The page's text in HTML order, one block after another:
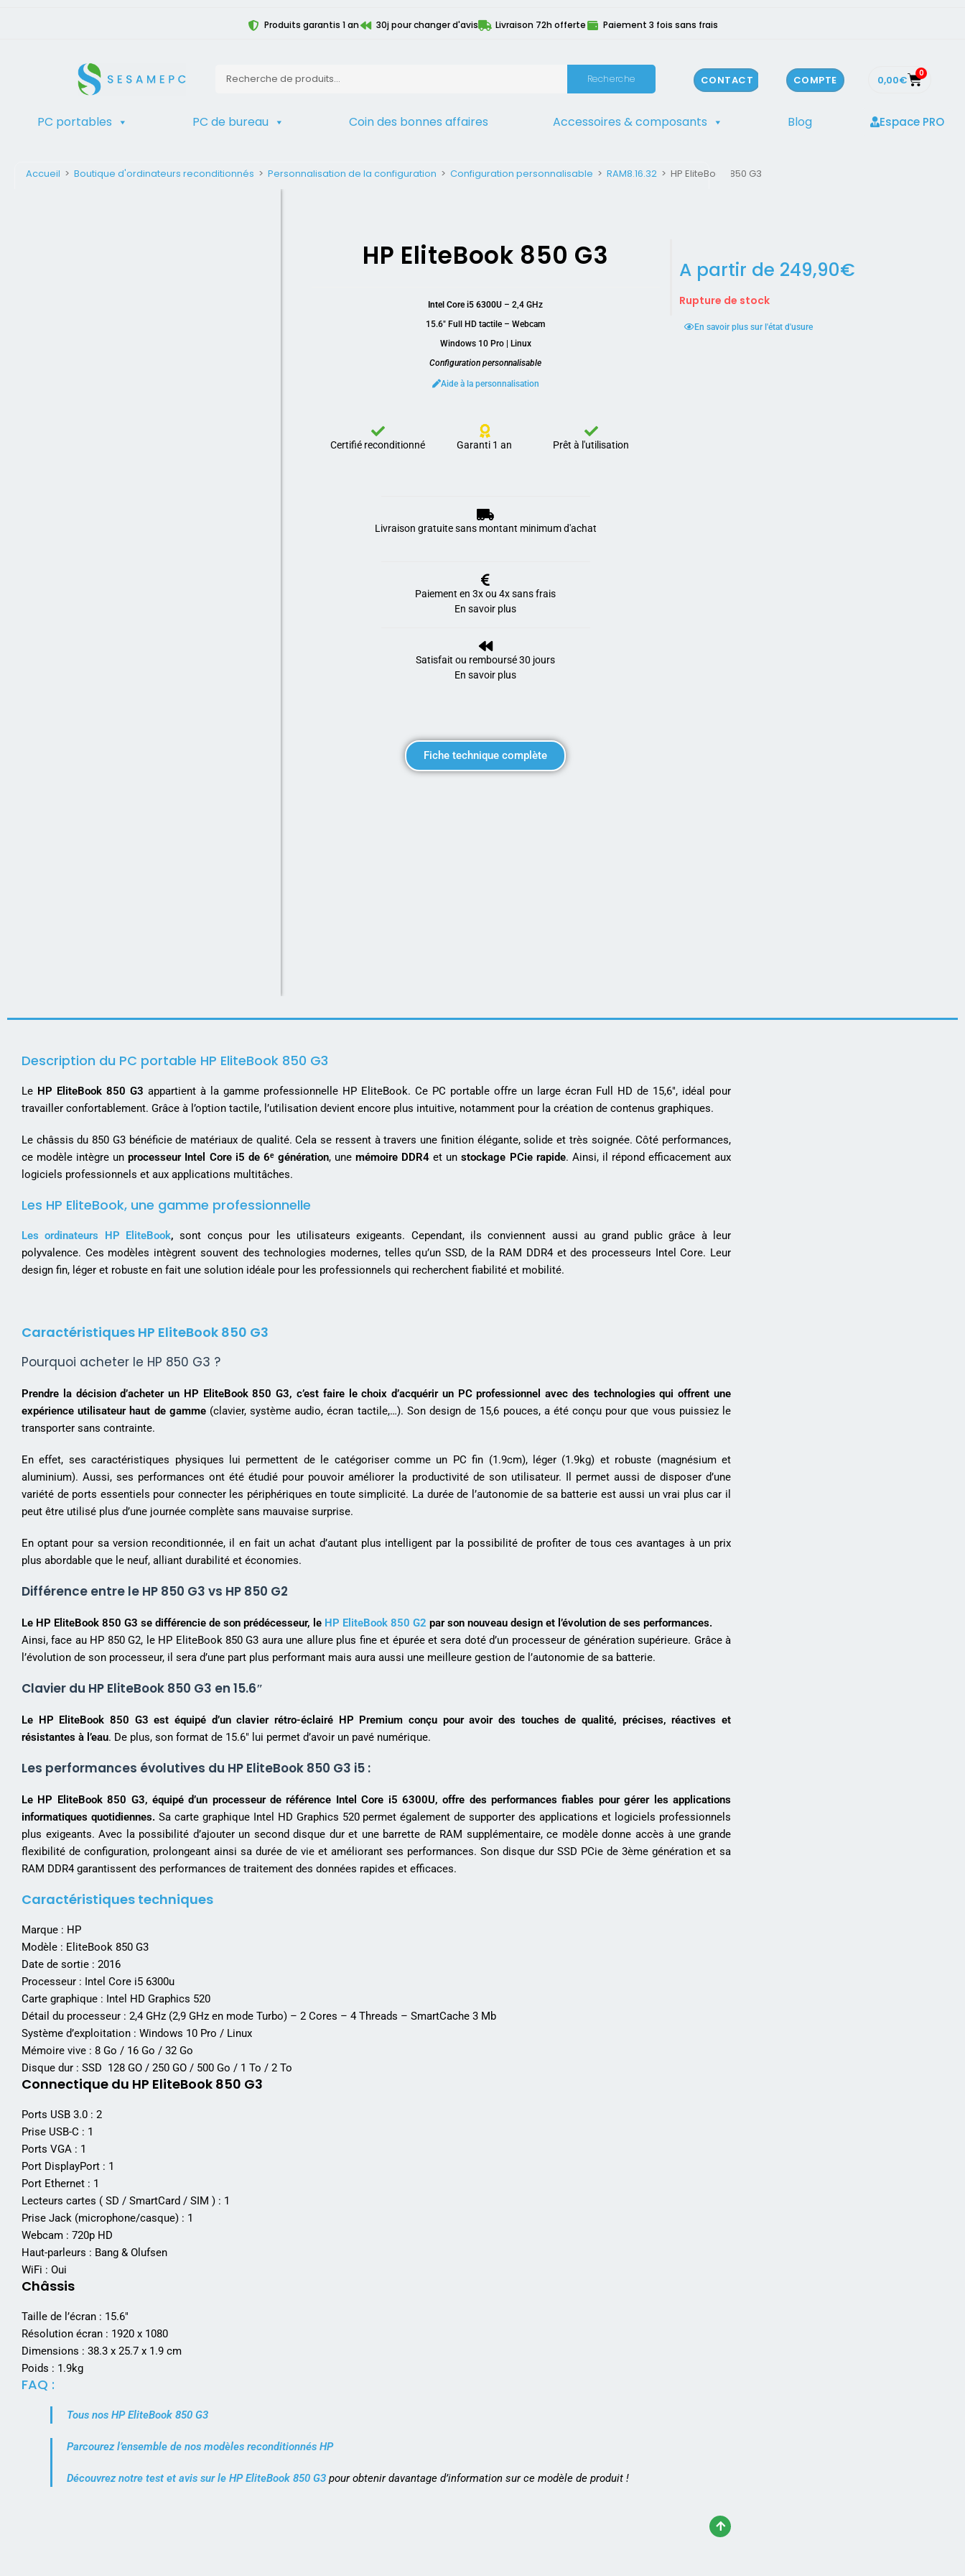
Produits garantis 1 an 30j pour changer d'avis Livraison 72h offerte Paiement 3 fois sans frais
Recherche CONTACT COMPTE 0,00€ 0
PC portables PC de bureau Coin des bonnes affaires Accessoires & composants Blog Espace PRO
Accueil > Boutique d'ordinateurs reconditionnés > Personnalisation de la configuration > Configuration personnalisable > RAM8.16.32 > HP EliteBook 850 G3
HP EliteBook 850 G3
Intel Core i5 6300U – 2,4 GHz
15.6″ Full HD tactile – Webcam
Windows 10 Pro | Linux
Configuration personnalisable
Aide à la personnalisation
Certifié reconditionné Garanti 1 an Prêt à l'utilisation
Livraison gratuite sans montant minimum d'achat
Paiement en 3x ou 4x sans frais
En savoir plus
Satisfait ou remboursé 30 jours
En savoir plus
Fiche technique complète
A partir de 249,90€
Rupture de stock
En savoir plus sur l'état d'usure
Description du PC portable HP EliteBook 850 G3
Le HP EliteBook 850 G3 appartient à la gamme professionnelle HP EliteBook. Ce PC portable offre un large écran Full HD de 15,6″, idéal pour
travailler confortablement. Grâce à l’option tactile, l’utilisation devient encore plus intuitive, notamment pour la création de contenus graphiques.
Le châssis du 850 G3 bénéficie de matériaux de qualité. Cela se ressent à travers une finition élégante, solide et très soignée. Côté performances,
ce modèle intègre unprocesseur Intel Core i5 de 6ᵉ génération, unemémoire DDR4 et unstockage PCie rapide. Ainsi, il répond efficacement aux
logiciels professionnels et aux applications multitâches.
Les HP EliteBook, une gamme professionnelle
Les ordinateurs HP EliteBook, sont conçus pour les utilisateurs exigeants. Cependant, ils conviennent aussi au grand public grâce à leur
polyvalence. Ces modèles intègrent souvent des technologies modernes, telles qu’un SSD, de la RAM DDR4 et des processeurs Intel Core. Leur
design fin, léger et robuste en fait une solution idéale pour les professionnels qui recherchent fiabilité et mobilité.
Caractéristiques HP EliteBook 850 G3
Pourquoi acheter le HP 850 G3 ?
Prendre la décision d’acheter un HP EliteBook 850 G3, c’est faire le choix d’acquérir un PC professionnel avec des technologies qui offrent une
expérience utilisateur haut de gamme(clavier, système audio, écran tactile,…). Son design de 15,6 pouces, a été conçu pour que vous puissiez le
transporter sans contrainte.
En effet, ses caractéristiques physiques lui permettent de le catégoriser comme un PC fin (1.9cm), léger (1.9kg) et robuste (magnésium et
aluminium). Aussi, ses performances ont été étudié pour pouvoir améliorer la productivité de son utilisateur. Il permet aussi de disposer d’une
variété de ports essentiels pour connecter les périphériques en toute simplicité. La durée de l’autonomie de sa batterie est aussi un vrai plus car il
peut être utilisé plus d’une journée complète sans mauvaise surprise.
En optant pour sa version reconditionnée, il en fait un achat d’autant plus intelligent par la possibilité de profiter de tous ces avantages à un prix
plus abordable que le neuf, alliant durabilité et économies.
Différence entre le HP 850 G3 vs HP 850 G2
Le HP EliteBook 850 G3 se différencie de son prédécesseur, le HP EliteBook 850 G2 par son nouveau design et l’évolution de ses performances.
Ainsi, face au HP 850 G2, le HP EliteBook 850 G3 aura une allure plus fine et épurée et sera doté d’un processeur de génération supérieure. Grâce à
l’évolution de son processeur, il sera d’une part plus performant mais aura aussi une meilleure gestion de l’autonomie de sa batterie.
Clavier du HP EliteBook 850 G3 en 15.6″
Le HP EliteBook 850 G3 est équipé d’un clavier rétro-éclairé HP Premium conçu pour avoir des touches de qualité, précises, réactives et
résistantes à l’eau. De plus, son format de 15.6″ lui permet d’avoir un pavé numérique.
Les performances évolutives du HP EliteBook 850 G3 i5 :
Le HP EliteBook 850 G3, équipé d’un processeur de référence Intel Core i5 6300U, offre des performances fiables pour gérer les applications
informatiques quotidiennes. Sa carte graphique Intel HD Graphics 520 permet également de supporter des applications et logiciels professionnels
plus exigeants. Avec la possibilité d’ajouter un second disque dur et une barrette de RAM supplémentaire, ce modèle donne accès à une grande
flexibilité de configuration, prolongeant ainsi sa durée de vie et améliorant ses performances. Son disque dur SSD PCie de 3ème génération et sa
RAM DDR4 garantissent des performances de traitement des données rapides et efficaces.
Caractéristiques techniques
Marque : HP
Modèle : EliteBook 850 G3
Date de sortie : 2016
Processeur : Intel Core i5 6300u
Carte graphique : Intel HD Graphics 520
Détail du processeur : 2,4 GHz (2,9 GHz en mode Turbo) – 2 Cores – 4 Threads – SmartCache 3 Mb
Système d’exploitation : Windows 10 Pro / Linux
Mémoire vive : 8 Go / 16 Go / 32 Go
Disque dur : SSD 128 GO / 250 GO / 500 Go / 1 To / 2 To
Connectique du HP EliteBook 850 G3
Ports USB 3.0 : 2
Prise USB-C : 1
Ports VGA : 1
Port DisplayPort : 1
Port Ethernet : 1
Lecteurs cartes ( SD / SmartCard / SIM ) : 1
Prise Jack (microphone/casque) : 1
Webcam : 720p HD
Haut-parleurs : Bang & Olufsen
WiFi : Oui
Châssis
Taille de l’écran : 15.6″
Résolution écran : 1920 x 1080
Dimensions : 38.3 x 25.7 x 1.9 cm
Poids : 1.9kg
FAQ :
Tous nos HP EliteBook 850 G3
Parcourez l’ensemble de nos modèles reconditionnés HP
Découvrez notre test et avis sur le HP EliteBook 850 G3 pour obtenir davantage d’information sur ce modèle de produit !